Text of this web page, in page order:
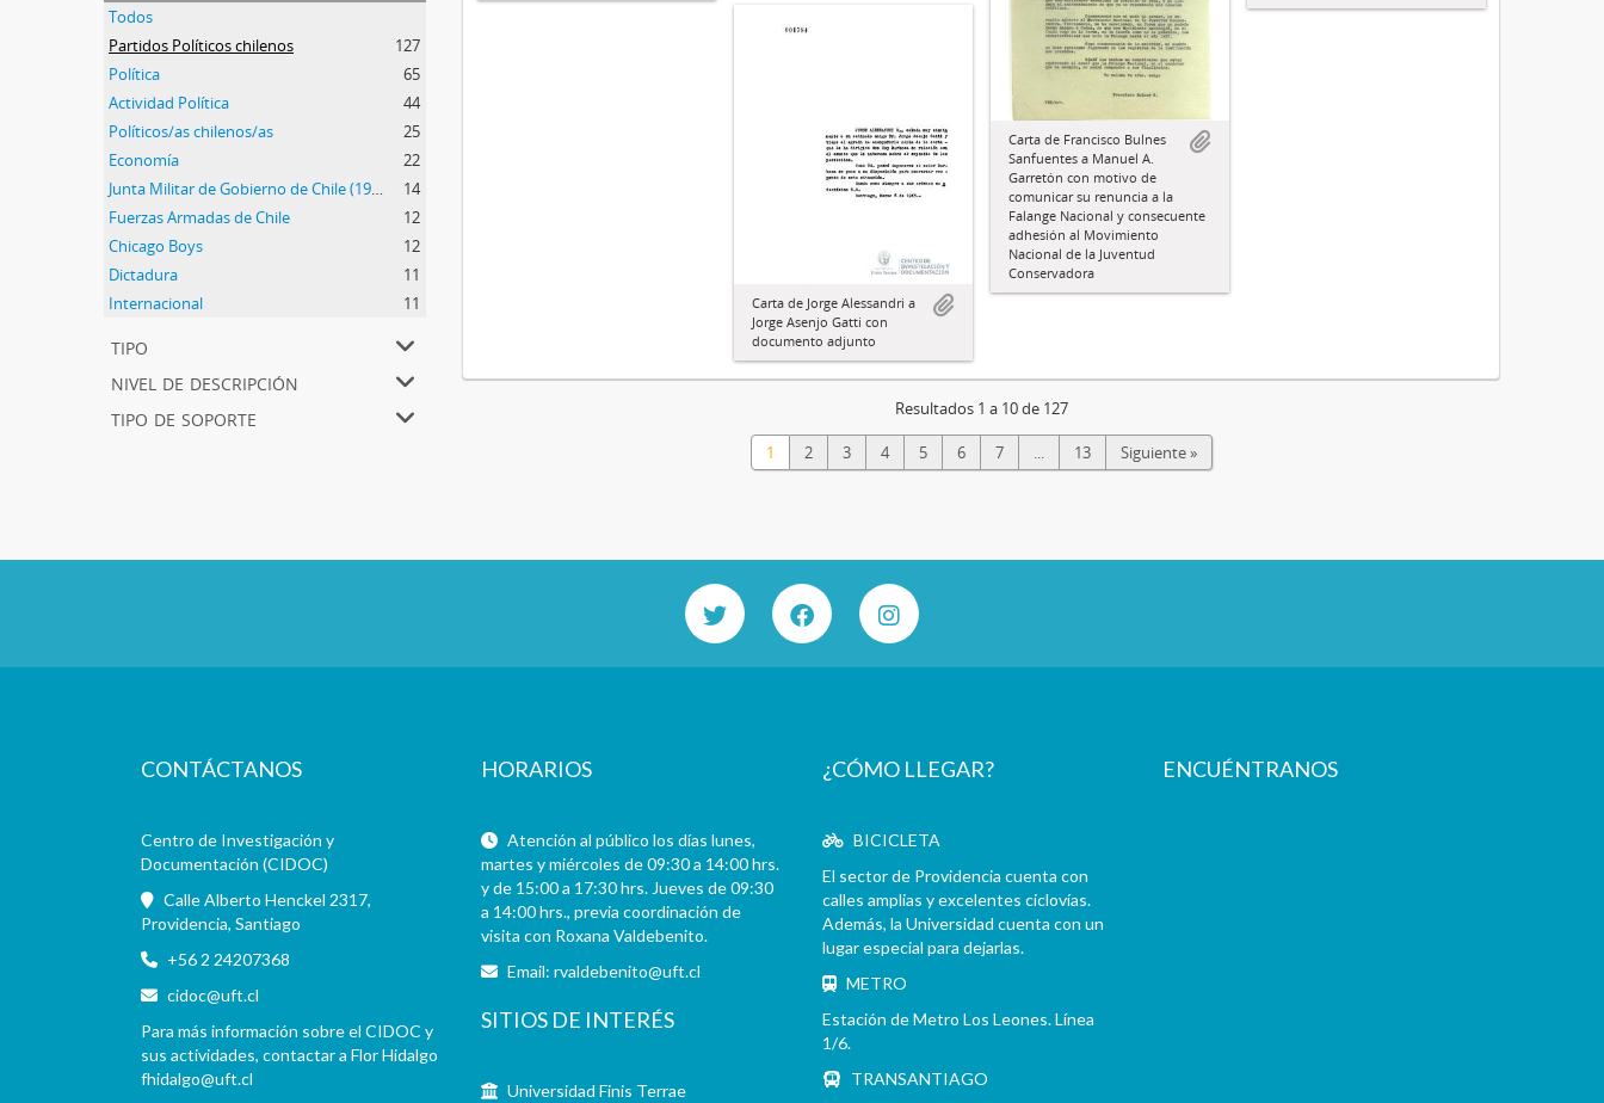
Todos
Partidos Políticos chilenos
127
Política
65
Actividad Política
44
Políticos/as chilenos/as
25
Economía
22
Junta Militar de Gobierno de Chile (1973-1990)
14
Fuerzas Armadas de Chile
12
Chicago Boys
12
Dictadura
11
Internacional
11
tipo
nivel de descripción
tipo de soporte
Carta de Francisco Bulnes
Sanfuentes a Manuel A.
Garretón con motivo de
comunicar su renuncia a la
Falange Nacional y consecuente
adhesión al Movimiento
Nacional de la Juventud
Conservadora
Carta de Jorge Alessandri a
Jorge Asenjo Gatti con
documento adjunto
Resultados 1 a 10 de 127
1 2 3 4 5 6 7 ... 13 Siguiente »
CONTÁCTANOS
Centro de Investigación y
Documentación (CIDOC)
Calle Alberto Henckel 2317,
Providencia, Santiago
+56 2 24207368
cidoc@uft.cl
Para más información sobre el CIDOC y
sus actividades, contactar a Flor Hidalgo
fhidalgo@uft.cl
HORARIOS
Atención al público los días lunes,
martes y miércoles de 09:30 a 14:00 hrs.
y de 15:00 a 17:30 hrs. Jueves de 09:30
a 14:00 hrs., previa coordinación de
visita con Roxana Valdebenito.
Email:rvaldebenito@uft.cl
SITIOS DE INTERÉS
Universidad Finis Terrae
¿CÓMO LLEGAR?
BICICLETA
El sector de Providencia cuenta con
calles amplias y excelentes ciclovías.
Además, la Universidad cuenta con un
lugar especial para dejarlas.
METRO
Estación de Metro Los Leones. Línea
1/6.
TRANSANTIAGO
ENCUÉNTRANOS